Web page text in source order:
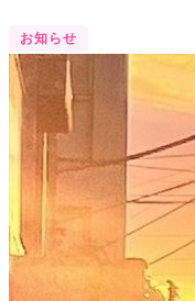
お知らせ